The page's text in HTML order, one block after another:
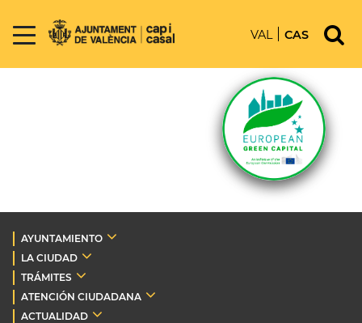
VAL CAS
AYUNTAMIENTO
LA CIUDAD
TRÁMITES
ATENCIÓN CIUDADANA
ACTUALIDAD